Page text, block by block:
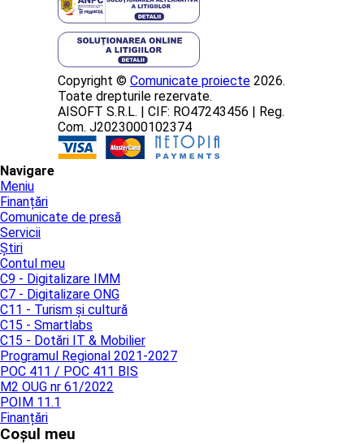
Copyright © Comunicate proiecte 2026.
Toate drepturile rezervate.
AISOFT S.R.L. | CIF: RO47243456 | Reg.
Com. J2023000102374
Navigare
Meniu
Finanțări
Comunicate de presă
Servicii
Știri
Contul meu
C9 - Digitalizare IMM
C7 - Digitalizare ONG
C11 - Turism și cultură
C15 - Smartlabs
C15 - Dotări IT & Mobilier
Programul Regional 2021-2027
POC 411 / POC 411 BIS
M2 OUG nr 61/2022
POIM 11.1
Finanțări
Coșul meu